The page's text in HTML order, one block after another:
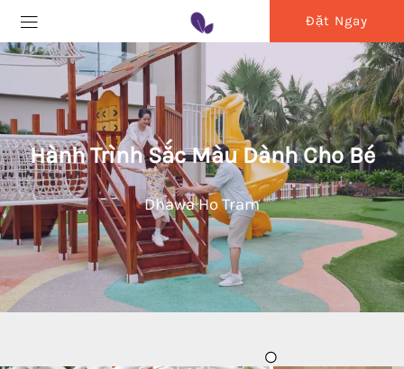
Đặt Ngay
Hành Trình Sắc Màu Dành Cho Bé
Dhawa Ho Tram